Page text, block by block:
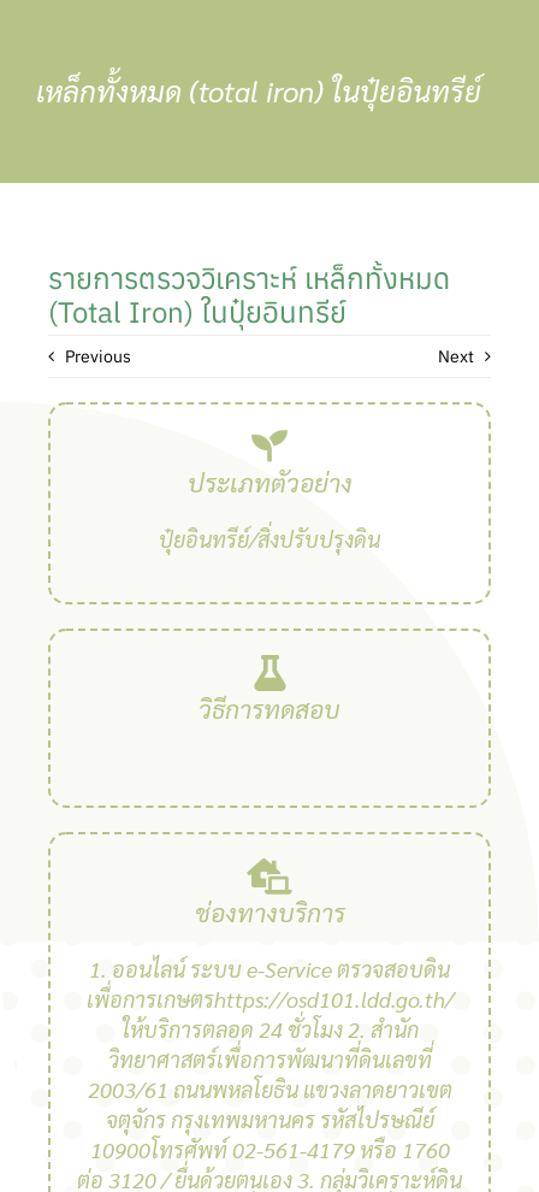
เหล็กทั้งหมด (total iron) ในปุ๋ยอินทรีย์
รายการตรวจวิเคราะห์ เหล็กทั้งหมด
(total Iron) ในปุ๋ยอินทรีย์
Previous Next
ประเภทตัวอย่าง
ปุ๋ยอินทรีย์/สิ่งปรับปรุงดิน
วิธีการทดสอบ
ช่องทางบริการ
1. ออนไลน์ ระบบ e-Service ตรวจสอบดิน
เพื่อการเกษตรhttps://osd101.ldd.go.th/
ให้บริการตลอด 24 ชั่วโมง 2. สํานัก
วิทยาศาสตร์เพื่อการพัฒนาที่ดินเลขที่
2003/61 ถนนพหลโยธิน แขวงลาดยาวเขต
จตุจักร กรุงเทพมหานคร รหัสไปรษณีย์
10900โทรศัพท์ 02-561-4179 หรือ 1760
ต่อ 3120 / ยื่นด้วยตนเอง 3. กลุ่มวิเคราะห์ดิน